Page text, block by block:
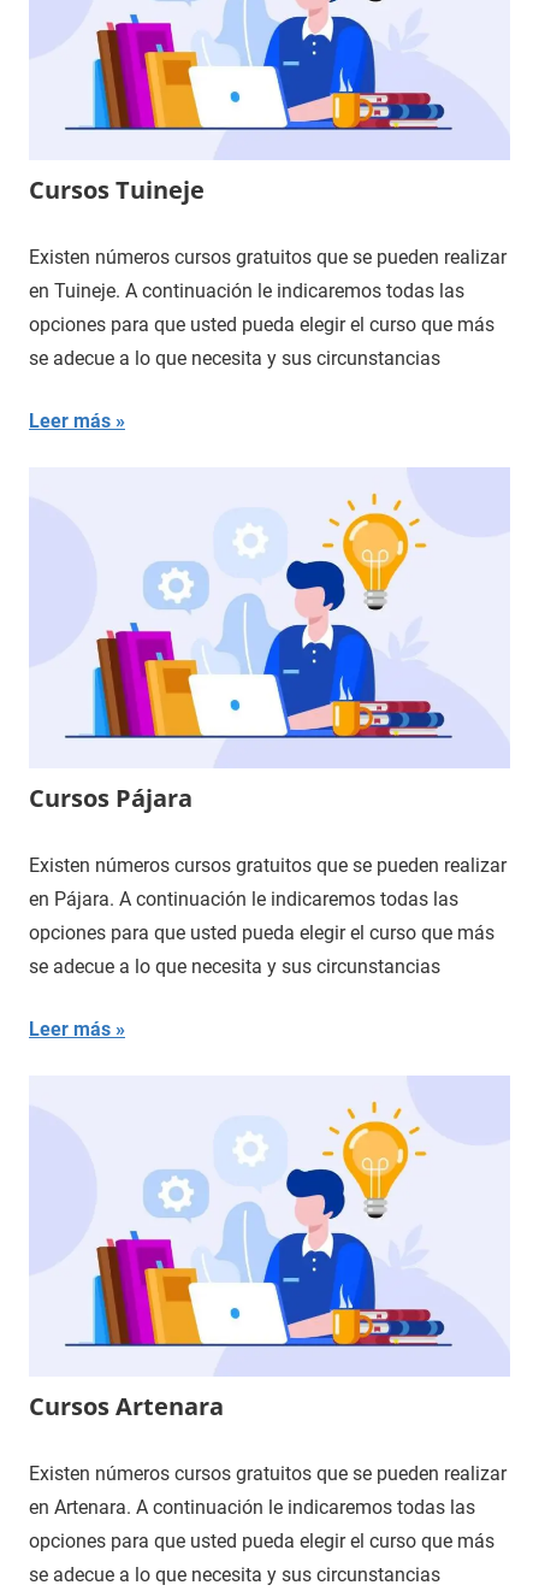
Cursos Tuineje
Existen números cursos gratuitos que se pueden realizar
en Tuineje. A continuación le indicaremos todas las
opciones para que usted pueda elegir el curso que más
se adecue a lo que necesita y sus circunstancias
Leer más
Cursos Pájara
Existen números cursos gratuitos que se pueden realizar
en Pájara. A continuación le indicaremos todas las
opciones para que usted pueda elegir el curso que más
se adecue a lo que necesita y sus circunstancias
Leer más
Cursos Artenara
Existen números cursos gratuitos que se pueden realizar
en Artenara. A continuación le indicaremos todas las
opciones para que usted pueda elegir el curso que más
se adecue a lo que necesita y sus circunstancias